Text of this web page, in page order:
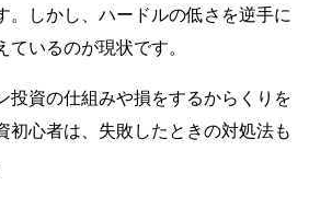
。しかし、ハードルの低さを逆手に
ているのが現状です。
投資の仕組みや損をするからくりを
初心者は、失敗したときの対処法も